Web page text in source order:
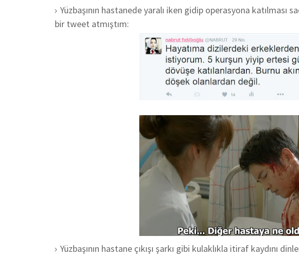
Yüzbaşının hastanede yaralı iken gidip operasyona katılması
bir tweet atmıştım:
Yüzbaşının hastane çıkışı şarkı gibi kulaklıkla itiraf kaydını